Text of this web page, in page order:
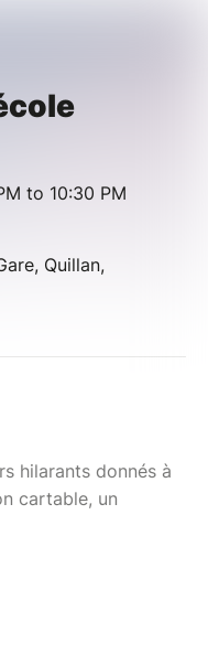
to 10:30 PM
Quillan,
hilarants donnés à
cartable, un